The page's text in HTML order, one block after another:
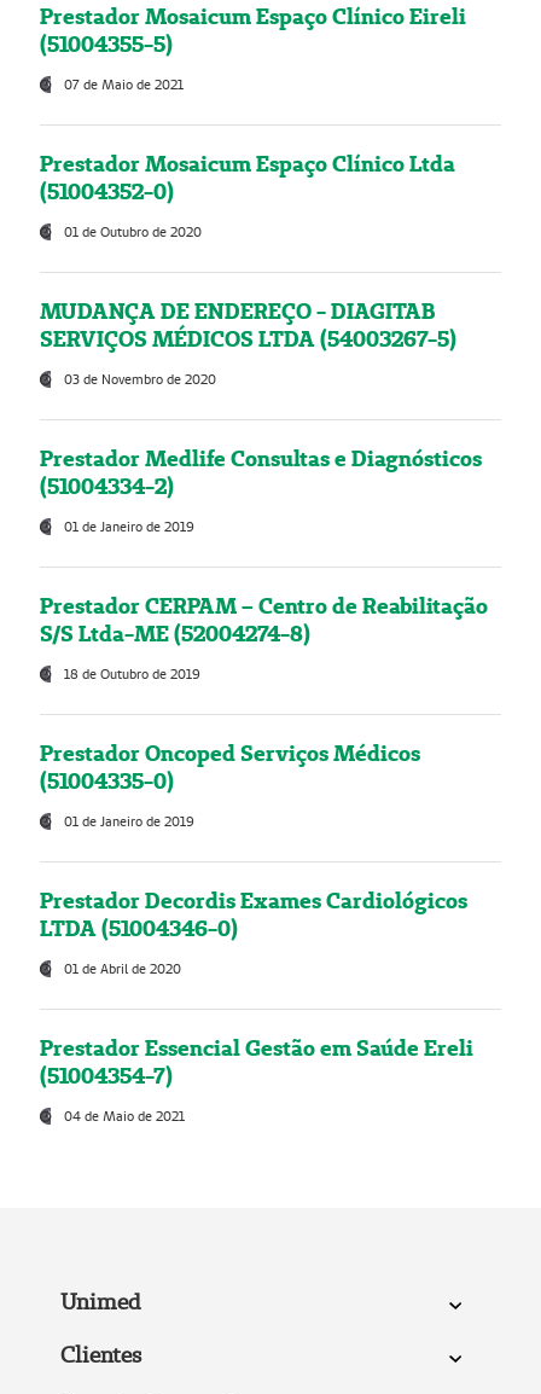
Prestador Mosaicum Espaço Clínico Eireli
(51004355-5)
07 de Maio de 2021
Prestador Mosaicum Espaço Clínico Ltda
(51004352-0)
01 de Outubro de 2020
MUDANÇA DE ENDEREÇO - DIAGITAB
SERVIÇOS MÉDICOS LTDA (54003267-5)
03 de Novembro de 2020
Prestador Medlife Consultas e Diagnósticos
(51004334-2)
01 de Janeiro de 2019
Prestador CERPAM – Centro de Reabilitação
S/S Ltda-ME (52004274-8)
18 de Outubro de 2019
Prestador Oncoped Serviços Médicos
(51004335-0)
01 de Janeiro de 2019
Prestador Decordis Exames Cardiológicos
LTDA (51004346-0)
01 de Abril de 2020
Prestador Essencial Gestão em Saúde Ereli
(51004354-7)
04 de Maio de 2021
Unimed
Clientes